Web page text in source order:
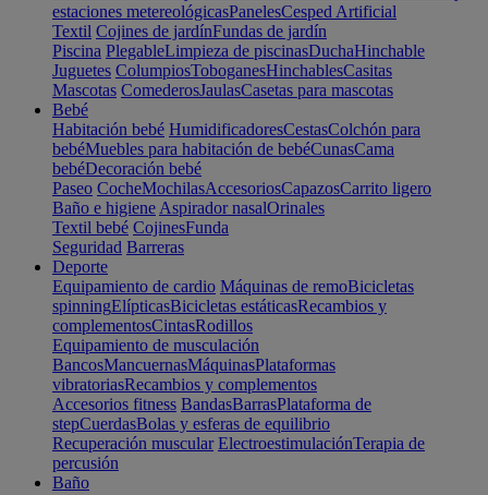
estaciones metereológicasPanelesCesped Artificial
Textil Cojines de jardínFundas de jardín
Piscina PlegableLimpieza de piscinasDuchaHinchable
Juguetes ColumpiosToboganesHinchablesCasitas
Mascotas ComederosJaulasCasetas para mascotas
Bebé
Habitación bebé HumidificadoresCestasColchón para
bebéMuebles para habitación de bebéCunasCama
bebéDecoración bebé
Paseo CocheMochilasAccesoriosCapazosCarrito ligero
Baño e higiene Aspirador nasalOrinales
Textil bebé CojinesFunda
Seguridad Barreras
Deporte
Equipamiento de cardio Máquinas de remoBicicletas
spinningElípticasBicicletas estáticasRecambios y
complementosCintasRodillos
Equipamiento de musculación
BancosMancuernasMáquinasPlataformas
vibratoriasRecambios y complementos
Accesorios fitness BandasBarrasPlataforma de
stepCuerdasBolas y esferas de equilibrio
Recuperación muscular ElectroestimulaciónTerapia de
percusión
Baño